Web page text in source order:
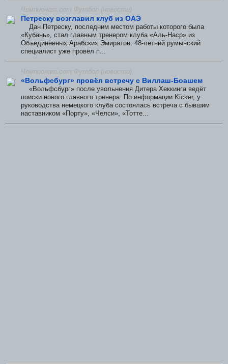
Чемпионат.com Футбол (новости)
Петреску возглавил клуб из ОАЭ
Дан Петреску, последним местом работы которого была
«Кубань», стал главным тренером клуба «Аль-Наср» из
Объединённых Арабских Эмиратов. 48-летний румынский
специалист уже провёл п...
Чемпионат.com Футбол (новости)
«Вольфсбург» провёл встречу с Виллаш-Боашем
«Вольфсбург» после увольнения Дитера Хеккинга ведёт
поиски нового главного тренера. По информации Kicker, у
руководства немецкого клуба состоялась встреча с бывшим
наставником «Порту», «Челси», «Тотте...